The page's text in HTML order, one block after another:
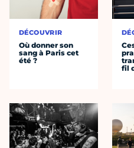
DÉCOUVRIR
Où donner son
sang à Paris cet
été ?
fil